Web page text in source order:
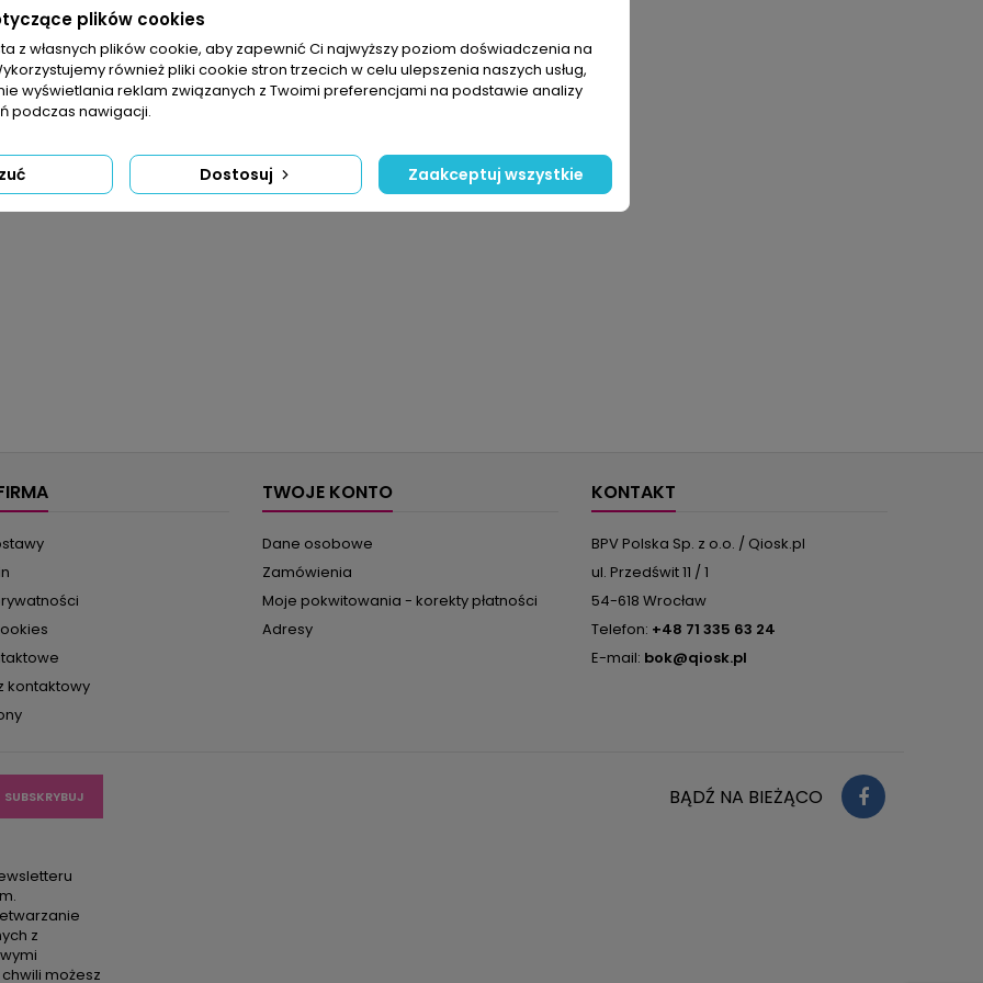
kontaktowy
TWOJE KONTO
Dane osobowe
Zamówienia
Moje pokwitowania - korekty płatności
Adresy
KONTAKT
BPV Polska Sp. z o.o. / Qiosk.pl
ul. Przedświt 11 / 1
54-618 Wrocław
Telefon: +48 71 335 63 24
E-mail: bok@qiosk.pl
z
możesz
BĄDŹ NA BIEŻĄCO
plików cookies
z własnych plików cookie, aby zapewnić Ci najwyższy poziom doświadczenia na
również pliki cookie stron trzecich w celu ulepszenia naszych usług,
wyświetlania reklam związanych z Twoimi preferencjami na podstawie analizy
podczas nawigacji.
Dostosuj Zaakceptuj wszystkie